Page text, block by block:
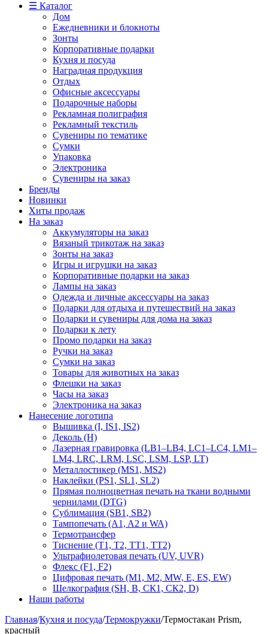
☰ Каталог
Дом
Ежедневники и блокноты
Зонты
Корпоративные подарки
Кухня и посуда
Наградная продукция
Отдых
Офисные аксессуары
Подарочные наборы
Рекламная полиграфия
Рекламный текстиль
Сувениры по тематике
Сумки
Упаковка
Электроника
Сувениры на заказ
Бренды
Новинки
Хиты продаж
На заказ
Аккумуляторы на заказ
Вязаный трикотаж на заказ
Зонты на заказ
Игры и игрушки на заказ
Корпоративные подарки на заказ
Лампы на заказ
Одежда и личные аксессуары на заказ
Подарки для отдыха и путешествий на заказ
Подарки и сувениры для дома на заказ
Подарки к лету
Промо подарки на заказ
Ручки на заказ
Сумки на заказ
Товары для животных на заказ
Флешки на заказ
Часы на заказ
Электроника на заказ
Нанесение логотипа
Вышивка (I, IS1, IS2)
Деколь (H)
Лазерная гравировка (LB1–LB4, LC1–LC4, LM1–
LM4, LRC, LRM, LSC, LSM, LSP, LT)
Металлостикер (MS1, MS2)
Наклейки (PS1, SL1, SL2)
Прямая полноцветная печать на ткани водными
чернилами (DTG)
Сублимация (SB1, SB2)
Тампопечать (A1, A2 и WA)
Термотрансфер
Тиснение (Т1, Т2, ТT1, ТT2)
Ультрафиолетовая печать (UV, UVR)
Флекс (F1, F2)
Цифровая печать (M1, M2, MW, E, ES, EW)
Шелкография (SH, В, СК1, СК2, D)
Наши работы
Главная/Кухня и посуда/Термокружки/Термостакан Prism,
красный